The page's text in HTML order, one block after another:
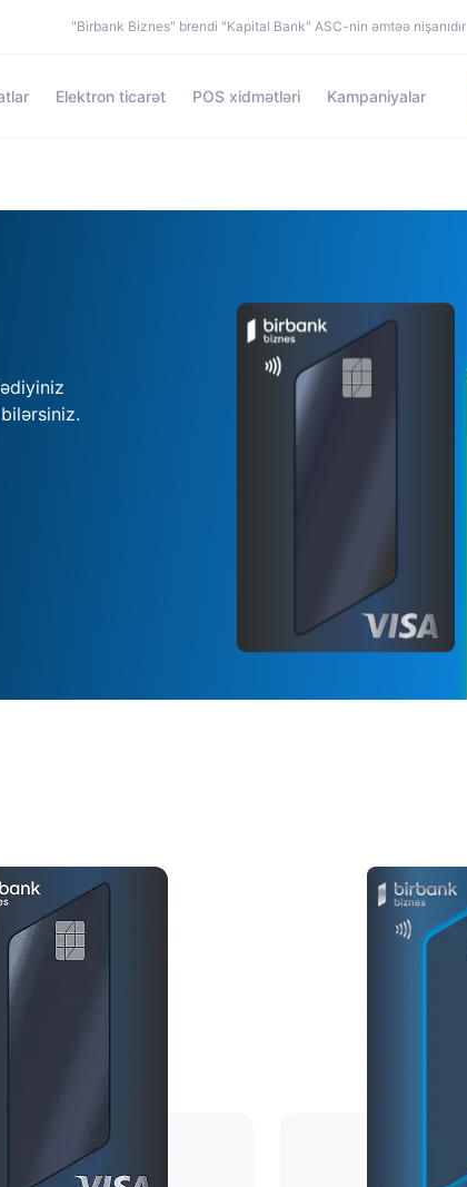
"Birbank Biznes" brendi "Kapital Bank" ASC-nin əmtəə nişanıdır
Elektron ticarət POS xidmətləri Kampaniyalar